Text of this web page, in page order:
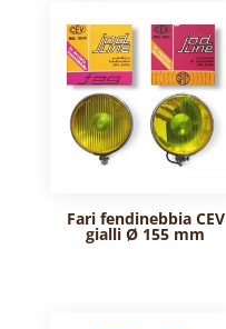
Fari fendinebbia CEV
gialli Ø 155 mm